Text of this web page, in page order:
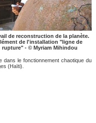
de reconstruction de la planète.
de l'installation "ligne de
rupture" - © Myriam Mihindou
dans le fonctionnement chaotique du
(Haïti).